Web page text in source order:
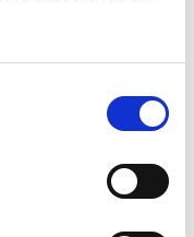
Telesteps Rescue